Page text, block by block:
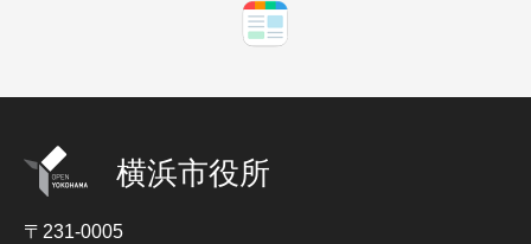
横浜市役所
〒231-0005